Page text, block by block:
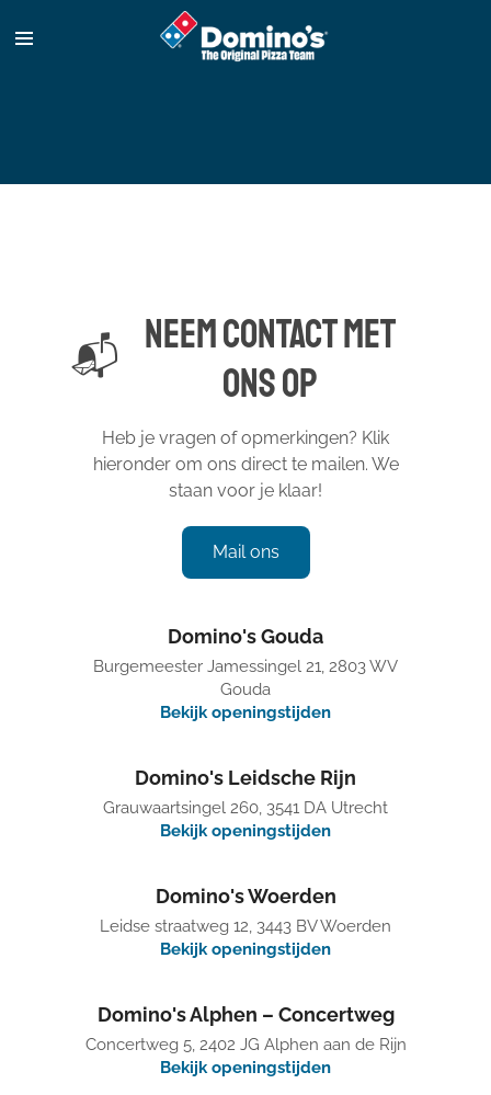
direct
📬 NEEM CONTACT MET
ONS OP
Heb je vragen of opmerkingen? Klik
hieronder om ons direct te mailen. We
staan voor je klaar!
Mail ons
Domino's Gouda
Burgemeester Jamessingel 21, 2803 WV
Gouda
Bekijk openingstijden
Domino's Leidsche Rijn
Grauwaartsingel 260, 3541 DA Utrecht
Bekijk openingstijden
Domino's Woerden
Leidse straatweg 12, 3443 BV Woerden
Bekijk openingstijden
Domino's Alphen – Concertweg
Concertweg 5, 2402 JG Alphen aan de Rijn
Bekijk openingstijden